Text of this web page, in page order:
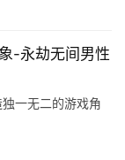
-永劫无间男性
一无二的游戏角